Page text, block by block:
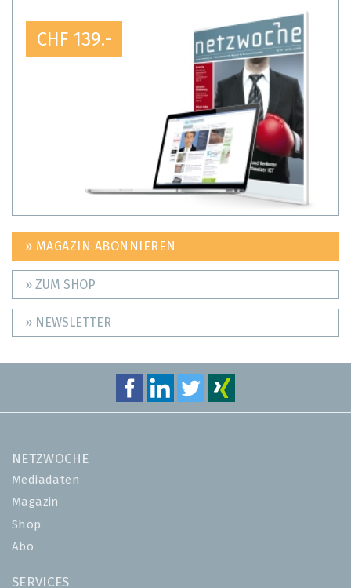
CHF 139.-
» MAGAZIN ABONNIEREN
» ZUM SHOP
» NEWSLETTER
NETZWOCHE
Mediadaten
Magazin
Shop
Abo
SERVICES